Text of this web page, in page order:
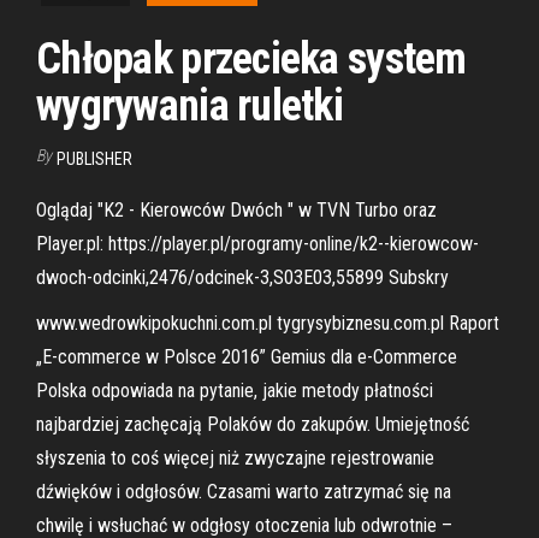
Chłopak przecieka system
wygrywania ruletki
By PUBLISHER
Oglądaj "K2 - Kierowców Dwóch " w TVN Turbo oraz
Player.pl: https://player.pl/programy-online/k2--kierowcow-
dwoch-odcinki,2476/odcinek-3,S03E03,55899 Subskry
www.wedrowkipokuchni.com.pl tygrysybiznesu.com.pl Raport
„E-commerce w Polsce 2016” Gemius dla e-Commerce
Polska odpowiada na pytanie, jakie metody płatności
najbardziej zachęcają Polaków do zakupów. Umiejętność
słyszenia to coś więcej niż zwyczajne rejestrowanie
dźwięków i odgłosów. Czasami warto zatrzymać się na
chwilę i wsłuchać w odgłosy otoczenia lub odwrotnie –